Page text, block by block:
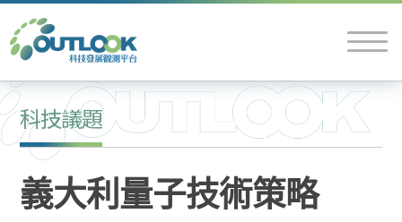
科技議題
義大利量子技術策略